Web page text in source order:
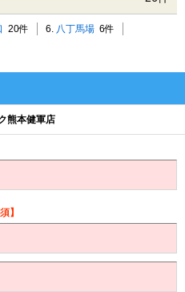
20件 6. 八丁馬場 6件
熊本健軍店
】